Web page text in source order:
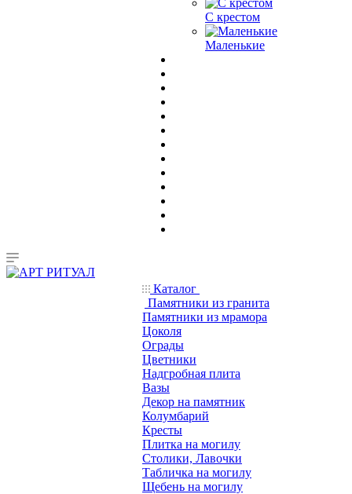
С крестом
Маленькие
Каталог
Памятники из гранита
Памятники из мрамора
Цоколя
Ограды
Цветники
Надгробная плита
Вазы
Декор на памятник
Колумбарий
Кресты
Плитка на могилу
Столики, Лавочки
Табличка на могилу
Щебень на могилу